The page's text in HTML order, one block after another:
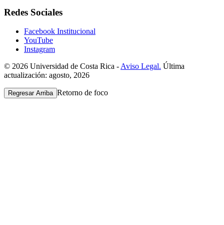
Redes Sociales
Facebook Institucional
YouTube
Instagram
© 2026 Universidad de Costa Rica - Aviso Legal. Última
actualización: agosto, 2026
Regresar Arriba Retorno de foco